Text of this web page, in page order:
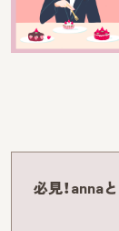
必見！anna